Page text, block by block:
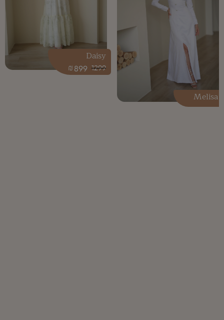
Melisa
1299
899
₪
Daisy